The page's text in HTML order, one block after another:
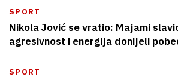
SPORT
Nikola Jović se vratio: Majami
agresivnost i energija donijeli
SPORT